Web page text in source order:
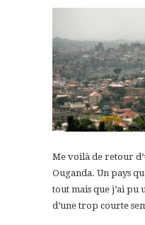
Me voilà de retour
Ouganda. Un pays
tout mais que j’ai
d’une trop courte